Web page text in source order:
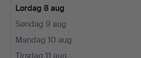
Lørdag 8 aug
Søndag 9 aug
Mandag 10 aug
Tirsdag 11 aug